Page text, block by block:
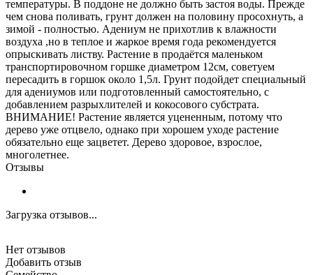
температуры. В поддоне не должно быть застоя воды. Прежде
чем снова поливать, грунт должен на половину просохнуть, а
зимой - полностью. Адениум не прихотлив к влажности
воздуха ,но в теплое и жаркое время года рекомендуется
опрыскивать листву. Растение в продаётся маленьком
транспортировочном горшке диаметром 12см, советуем
пересадить в горшок около 1,5л. Грунт подойдет специальный
для адениумов или подготовленный самостоятельно, с
добавлением разрыхлителей и кокосового субстрата.
ВНИМАНИЕ! Растение является уцененным, потому что
дерево уже отцвело, однако при хорошем уходе растение
обязательно еще зацветет. Дерево здоровое, взрослое,
многолетнее.
Отзывы
Загрузка отзывов...
Нет отзывов
Добавить отзыв